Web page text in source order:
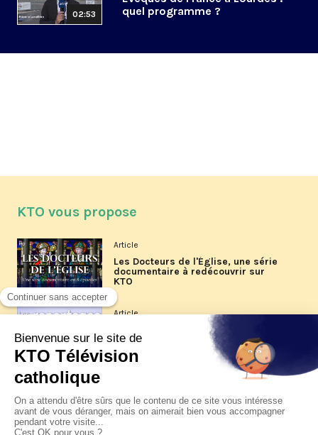
02:53
quel programme ?
KTO vous propose
Article
Les Docteurs de l'Église, une série
documentaire à redécouvrir sur
KTO
Article
Les reportages d'été 2026 de KTO
La visite pastorale du pape Léon
XIV à Assise à suivre sur KTO le
jeudi 6 août